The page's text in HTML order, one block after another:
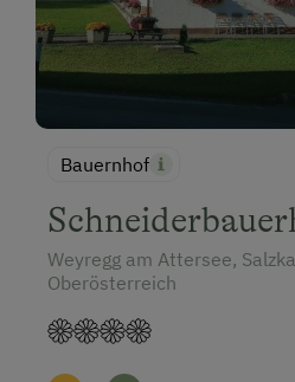
Bauernhof
Weyregg am Attersee,
Oberösterreich